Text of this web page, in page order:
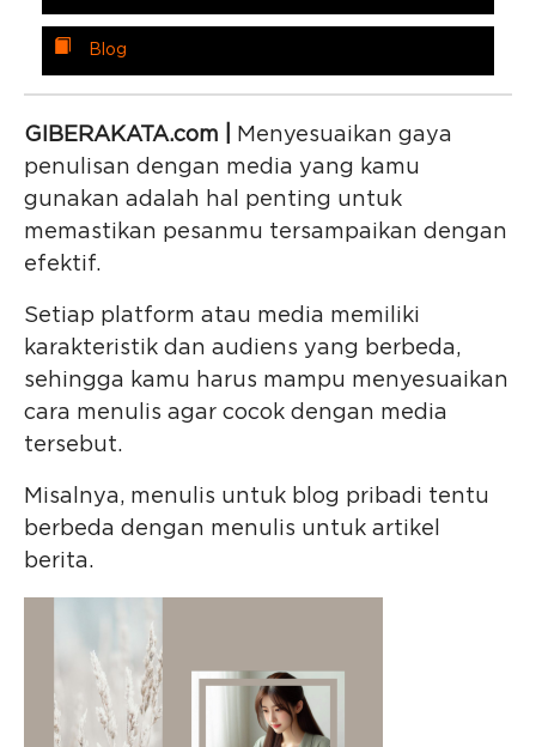
Blog
GIBERAKATA.com |
Menyesuaikan gaya
penulisan dengan media yang kamu
gunakan adalah hal penting untuk
memastikan pesanmu tersampaikan dengan
efektif.
Setiap platform atau media memiliki
karakteristik dan audiens yang berbeda,
sehingga kamu harus mampu menyesuaikan
cara menulis agar cocok dengan media
tersebut.
Misalnya, menulis untuk blog pribadi tentu
berbeda dengan menulis untuk artikel
berita.